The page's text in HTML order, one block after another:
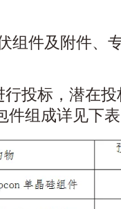
组件及附件、
投标，潜在
件组成详见下